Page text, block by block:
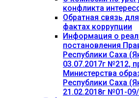
конфликта
Обратная связь
фактах коррупции
Информация о
постановления
Республики Саха
03.07.2017г №212,
Министерства
Республики Саха
21.02.2018г №01-